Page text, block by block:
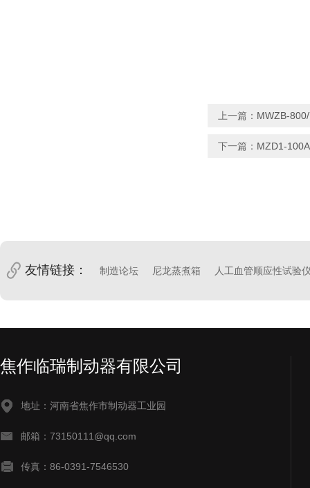
上一篇： MWZB-
下一篇： MZD1-
友情链接： 制造论坛 尼龙蒸煮箱 人工血管顺应性试验
焦作临瑞制动器有限公司
地址：河南省焦作市制动器工业园
邮箱：73150111@qq.com
传真：86-0391-7546530